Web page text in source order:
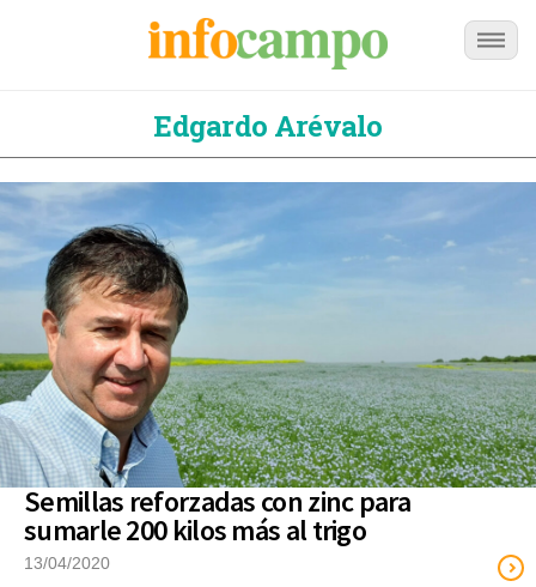
Edgardo Arévalo
Semillas reforzadas con zinc para
sumarle 200 kilos más al trigo
13/04/2020